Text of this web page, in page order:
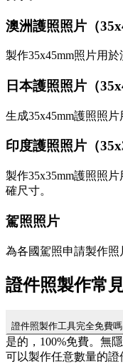
澳洲護照照片（
製作35x45mm照片用
日本護照照片（
生成35x45mm護照照
印度護照照片（
製作35x35mm護照照
確尺寸。
駕照照片
為各國駕照申請製作照
證件照製作常
證件照製作工具完全免費嗎
是的，100%免費。無
可以製作任意數量的證